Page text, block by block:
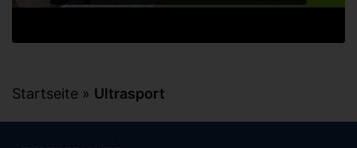
Startseite » Ultrasport